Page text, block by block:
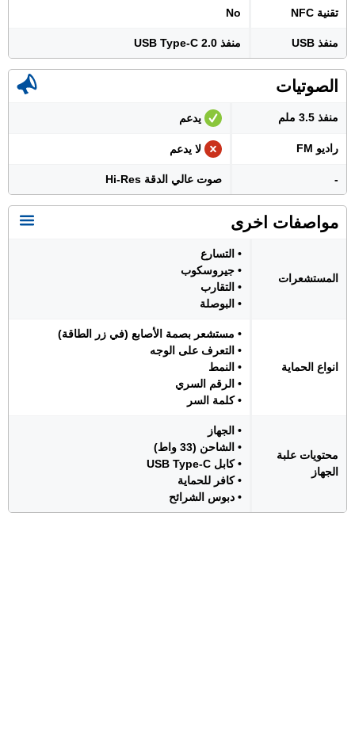
تقنية NFC No
منفذ USB منفذ USB Type-C 2.0
الصوتيات
منفذ 3.5 ملم يدعم
راديو FM لا يدعم
- صوت عالي الدقة Hi-Res
مواصفات اخرى
المستشعرات
• التسارع
• جيروسكوب
• التقارب
• البوصلة
انواع الحماية
• مستشعر بصمة الأصابع (في زر الطاقة)
• التعرف على الوجه
• النمط
• الرقم السري
• كلمة السر
محتويات علبة
الجهاز
• الجهاز
• الشاحن (33 واط)
• كابل USB Type-C
• كافر للحماية
• دبوس الشرائح